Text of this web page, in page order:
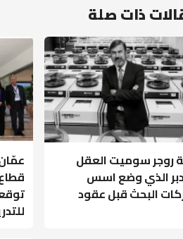
ذات صلة
روجر سوميت العقل
الذي وضع اسس
البحث قبل عقود